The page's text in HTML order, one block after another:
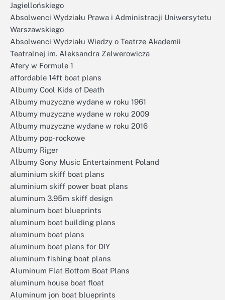
Jagiellońskiego
Absolwenci Wydziału Prawa i Administracji Uniwersytetu
Warszawskiego
Absolwenci Wydziału Wiedzy o Teatrze Akademii
Teatralnej im. Aleksandra Zelwerowicza
Afery w Formule 1
affordable 14ft boat plans
Albumy Cool Kids of Death
Albumy muzyczne wydane w roku 1961
Albumy muzyczne wydane w roku 2009
Albumy muzyczne wydane w roku 2016
Albumy pop-rockowe
Albumy Riger
Albumy Sony Music Entertainment Poland
aluminium skiff boat plans
aluminium skiff power boat plans
aluminum 3.95m skiff design
aluminum boat blueprints
aluminum boat building plans
aluminum boat plans
aluminum boat plans for DIY
aluminum fishing boat plans
Aluminum Flat Bottom Boat Plans
aluminum house boat float
Aluminum jon boat blueprints